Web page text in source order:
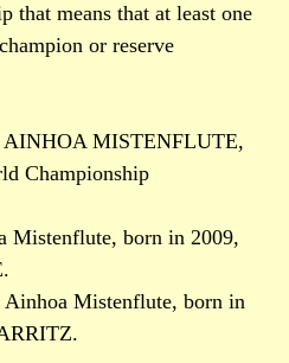
that means that at least one
or reserve
AINHOA MISTENFLUTE,
Championship
Mistenflute, born in 2009,
Ainhoa Mistenflute, born in